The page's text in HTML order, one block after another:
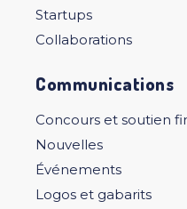
Startups
Collaborations
Communications
Concours et soutien
Nouvelles
Événements
Logos et gabarits